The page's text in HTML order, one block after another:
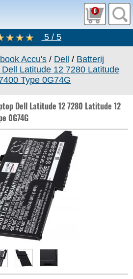
0
5 / 5
Accu's / Dell / Batterij
Latitude 12 7280 Latitude
Type 0G74G
Dell Latitude 12 7280 Latitude 12
0G74G